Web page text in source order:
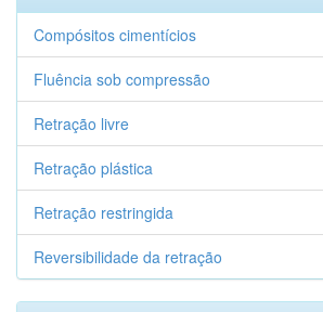
Compósitos cimentícios
Fluência sob compressão
Retração livre
Retração plástica
Retração restringida
Reversibilidade da retração